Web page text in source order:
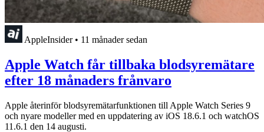
AppleInsider • 11 månader sedan
Apple Watch får tillbaka blodsyremätare
efter 18 månaders frånvaro
Apple återinför blodsyremätarfunktionen till Apple Watch Series 9
och nyare modeller med en uppdatering av iOS 18.6.1 och watchOS
11.6.1 den 14 augusti.